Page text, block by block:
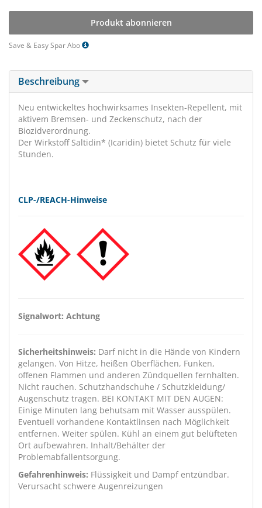
Produkt abonnieren
Save & Easy Spar Abo
Beschreibung
Neu entwickeltes hochwirksames Insekten-Repellent, mit
aktivem Bremsen- und Zeckenschutz, nach der
Biozidverordnung.
Der Wirkstoff Saltidin* (Icaridin) bietet Schutz für viele
Stunden.
CLP-/REACH-Hinweise
Signalwort: Achtung
Sicherheitshinweis: Darf nicht in die Hände von Kindern
gelangen. Von Hitze, heißen Oberflächen, Funken,
offenen Flammen und anderen Zündquellen fernhalten.
Nicht rauchen. Schutzhandschuhe / Schutzkleidung/
Augenschutz tragen. BEI KONTAKT MIT DEN AUGEN:
Einige Minuten lang behutsam mit Wasser ausspülen.
Eventuell vorhandene Kontaktlinsen nach Möglichkeit
entfernen. Weiter spülen. Kühl an einem gut belüfteten
Ort aufbewahren. Inhalt/Behälter der
Problemabfallentsorgung.
Gefahrenhinweis: Flüssigkeit und Dampf entzündbar.
Verursacht schwere Augenreizungen